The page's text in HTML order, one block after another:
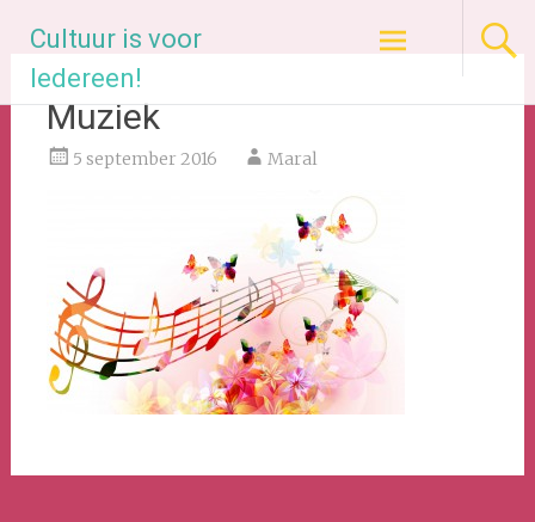
naar
inhoud
Cultuur is voor
Iedereen!
Muziek
5 september 2016 Maral